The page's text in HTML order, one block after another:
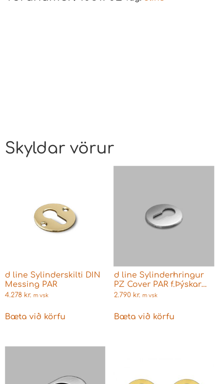
Skyldar vörur
d line Sylinderskilti DIN
Messing PAR
4.278 kr. m vsk
Bæta við körfu
d line Sylinderhringur
PZ Cover PAR f.Þýskar
læsingar
2.790 kr. m vsk
Bæta við körfu